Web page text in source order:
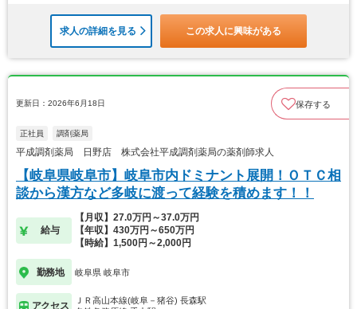
求人の詳細を見る この求人に興味がある
更新日：2026年6月18日 保存する
正社員 調剤薬局
平成調剤薬局 日野店 株式会社平成調剤薬局の薬剤師求人
【岐阜県岐阜市】岐阜市内ドミナント展開！ＯＴＣ相
談から漢方など多岐に渡って経験を積めます！！
給与
【月収】27.0万円～37.0万円
【年収】430万円～650万円
【時給】1,500円～2,000円
勤務地 岐阜県 岐阜市
アクセス
ＪＲ高山本線(岐阜－猪谷) 長森駅